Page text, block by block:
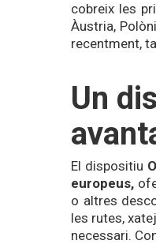
cobreix les
Àustria,
recentment,
Un
El dispositiu
europeus,
o altres
les rutes,
necessari.